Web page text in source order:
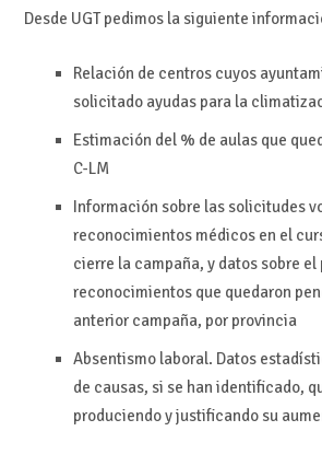
Desde UGT pedimos la siguiente
Relación de centros cuyos
solicitado ayudas para la
Estimación del % de aulas que
C-LM
Información sobre las solicitudes
reconocimientos médicos en el
cierre la campaña, y datos sobre
reconocimientos que quedaron
anterior campaña, por provincia
Absentismo laboral. Datos
de causas, si se han identificado,
produciendo y justificando su